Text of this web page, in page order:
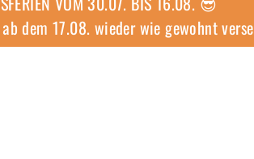
dem 17.08. wieder wie gewohnt